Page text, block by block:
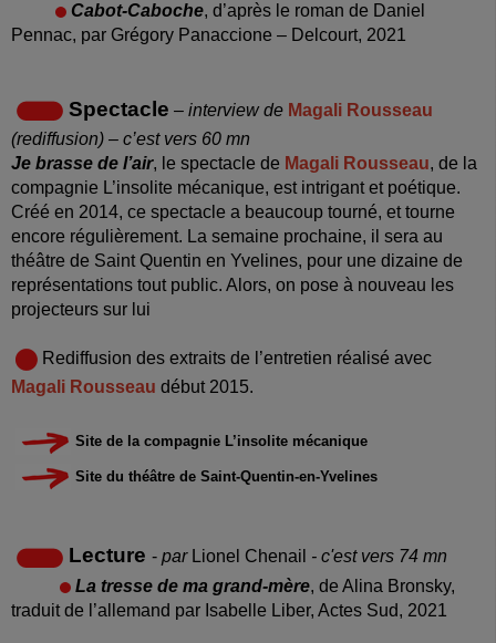
Cabot-Caboche, d’après le roman de Daniel
Pennac, par Grégory Panaccione – Delcourt, 2021
Spectacle – interview de Magali Rousseau
(rediffusion) – c’est vers 60 mn
Je brasse de l’air, le spectacle de Magali Rousseau, de la
compagnie L’insolite mécanique, est intrigant et poétique.
Créé en 2014, ce spectacle a beaucoup tourné, et tourne
encore régulièrement. La semaine prochaine, il sera au
théâtre de Saint Quentin en Yvelines, pour une dizaine de
représentations tout public. Alors, on pose à nouveau les
projecteurs sur lui
Rediffusion des extraits de l’entretien réalisé avec
Magali Rousseau début 2015.
Site de la compagnie L’insolite mécanique
Site du théâtre de Saint-Quentin-en-Yvelines
Lecture - par Lionel Chenail - c'est vers 74 mn
La tresse de ma grand-mère, de Alina Bronsky,
traduit de l’allemand par Isabelle Liber, Actes Sud, 2021